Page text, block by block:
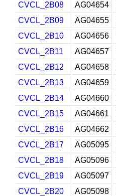
CVCL_2B08
AG04654
CVCL_2B09
AG04655
CVCL_2B10
AG04656
CVCL_2B11
AG04657
CVCL_2B12
AG04658
CVCL_2B13
AG04659
CVCL_2B14
AG04660
CVCL_2B15
AG04661
CVCL_2B16
AG04662
CVCL_2B17
AG05095
CVCL_2B18
AG05096
CVCL_2B19
AG05097
CVCL_2B20
AG05098